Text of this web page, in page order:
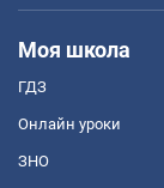
Моя школа
ГДЗ
Онлайн уроки
ЗНО